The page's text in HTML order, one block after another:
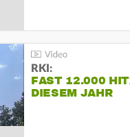
RKI:
FAST 12.000
DIESEM JAHR